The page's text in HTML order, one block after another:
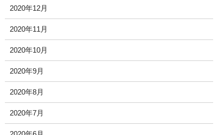
2020年12月
2020年11月
2020年10月
2020年9月
2020年8月
2020年7月